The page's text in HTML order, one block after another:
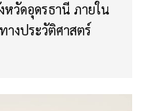
วัดอุดรธานี ภายใน
างประวัติศาสตร์